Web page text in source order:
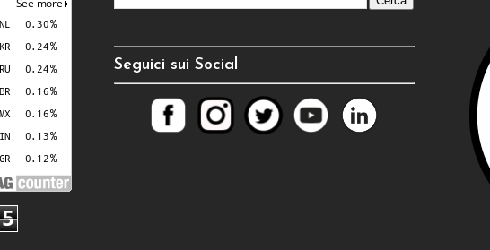
5
Seguici sui Social